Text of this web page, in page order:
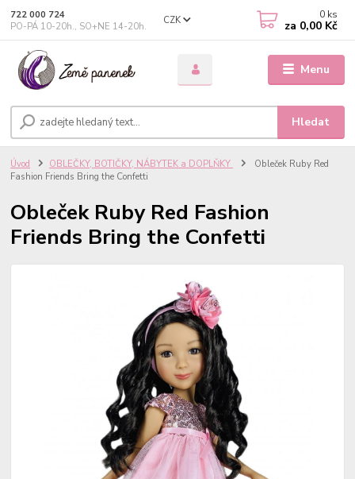
Menu
CZK
Hledat
722 000 724
PO-PÁ 10-20h., SO+NE 14-20h.
0 ks
za 0,00 Kč
Úvod OBLEČKY, BOTIČKY, NÁBYTEK a DOPLŇKY
Obleček Ruby Red
Fashion Friends Bring the Confetti
Obleček Ruby Red Fashion
Friends Bring the Confetti